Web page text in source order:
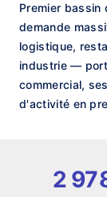
Premier bassin
demande
logistique,
industrie —
commercial,
d'activité en
2